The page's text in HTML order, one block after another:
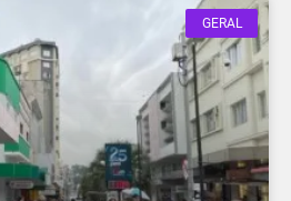
GERAL